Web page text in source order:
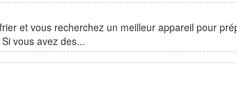
et vous recherchez un meilleur appareil pour
vous avez des...